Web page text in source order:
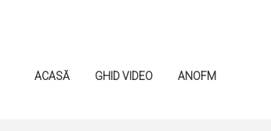
ACASĂ GHID VIDEO ANOFM